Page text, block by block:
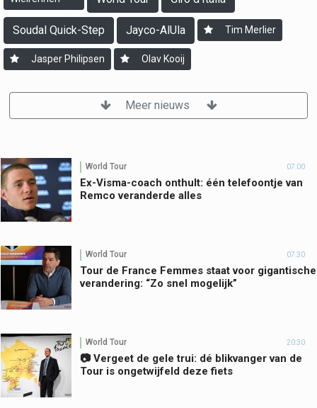
Soudal Quick-Step Jayco-AlUla Tim Merlier
Jasper Philipsen Olav Kooij
Meer nieuws
World Tour 07:00
Ex-Visma-coach onthult: één telefoontje van
Remco veranderde alles
World Tour 07:30
Tour de France Femmes staat voor gigantische
verandering: “Zo snel mogelijk”
World Tour 20:30
📷 Vergeet de gele trui: dé blikvanger van de
Tour is ongetwijfeld deze fiets